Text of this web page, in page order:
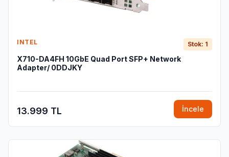
INTEL Stok: 1
X710-DA4FH 10GbE Quad Port SFP+ Network
Adapter/ 0DDJKY
13.999 TL İncele